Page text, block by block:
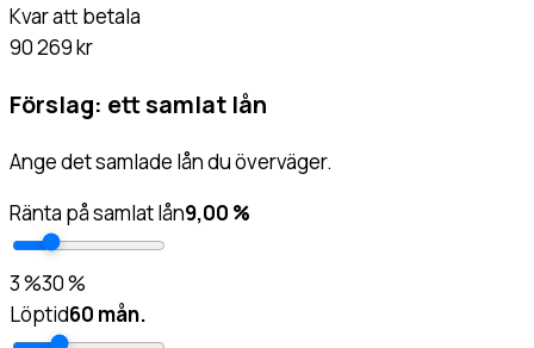
Kvar att betala
90 269 kr
Förslag: ett samlat lån
Ange det samlade lån du överväger.
Ränta på samlat lån9,00 %
3%30%
Löptid60 mån.